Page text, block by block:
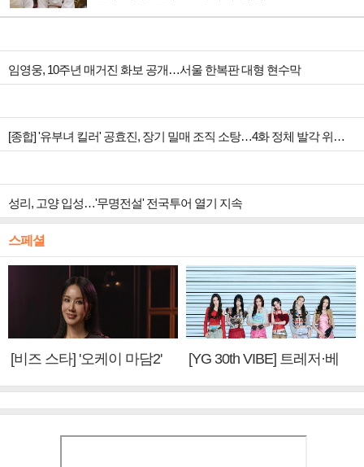
임영웅, 10주년 매거진 화보 공개…서울 한복판 대형 현수막
[종합] '유부녀 킬러' 공효진, 장기 밀매 조직 소탕…4화 정체 발각 위기 예고
성리, 고양 입성…'무명전설' 전국투어 열기 지속
스페셜
[비즈 스타] '오케이 마담2'
[YG 30th VIBE] 트레저·베